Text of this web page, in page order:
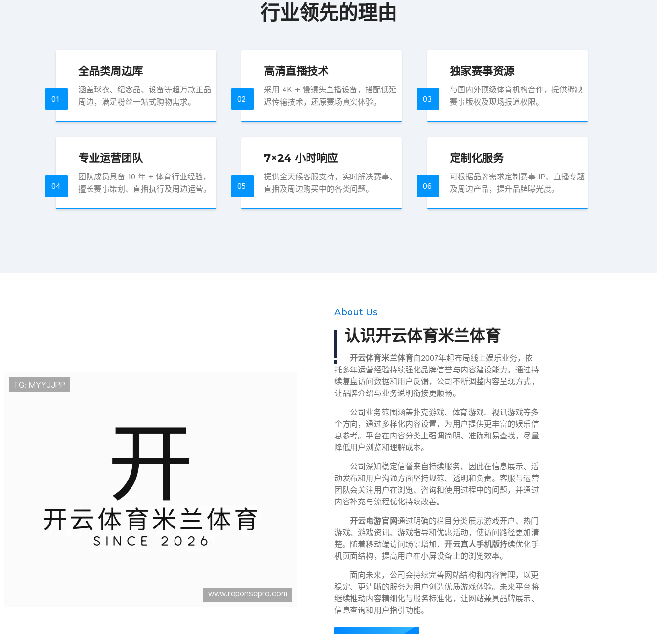
行业领先的理由
01
全品类周边库
涵盖球衣、纪念品、设备等超万款正品
周边，满足粉丝一站式购物需求。
02
高清直播技术
采用 4K + 慢镜头直播设备，搭配低延
迟传输技术，还原赛场真实体验。
03
独家赛事资源
与国内外顶级体育机构合作，提供稀缺
赛事版权及现场报道权限。
04
专业运营团队
团队成员具备 10 年 + 体育行业经验，
擅长赛事策划、直播执行及周边运营。
05
7×24 小时响应
提供全天候客服支持，实时解决赛事、
直播及周边购买中的各类问题。
06
定制化服务
可根据品牌需求定制赛事 IP、直播专题
及周边产品，提升品牌曝光度。
About Us
认识开云体育米兰体育
开云体育米兰体育自2007年起布局线上娱乐业务，依
托多年运营经验持续强化品牌信誉与内容建设能力。通过持
续复盘访问数据和用户反馈，公司不断调整内容呈现方式，
让品牌介绍与业务说明衔接更顺畅。
公司业务范围涵盖扑克游戏、体育游戏、视讯游戏等多
个方向，通过多样化内容设置，为用户提供更丰富的娱乐信
息参考。平台在内容分类上强调简明、准确和易查找，尽量
降低用户浏览和理解成本。
公司深知稳定信誉来自持续服务，因此在信息展示、活
动发布和用户沟通方面坚持规范、透明和负责。客服与运营
团队会关注用户在浏览、咨询和使用过程中的问题，并通过
内容补充与流程优化持续改善。
开云电游官网通过明确的栏目分类展示游戏开户、热门
游戏、游戏资讯、游戏指导和优惠活动，使访问路径更加清
楚。随着移动端访问场景增加，开云真人手机版持续优化手
机页面结构，提高用户在小屏设备上的浏览效率。
面向未来，公司会持续完善网站结构和内容管理，以更
稳定、更清晰的服务为用户创造优质游戏体验。未来平台将
继续推动内容精细化与服务标准化，让网站兼具品牌展示、
信息查询和用户指引功能。